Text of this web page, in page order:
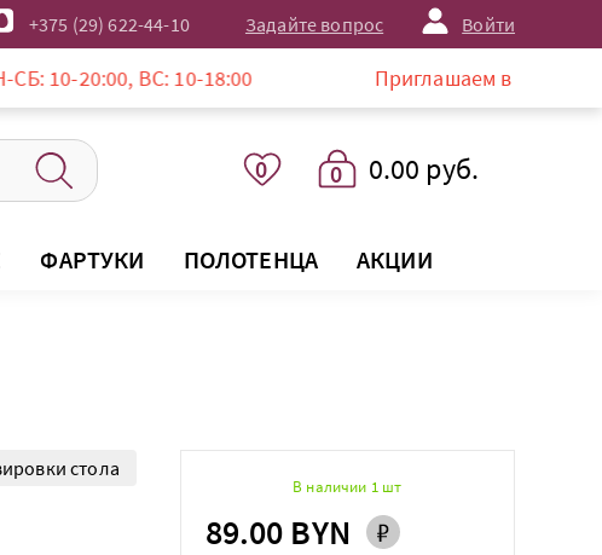
+375 (29) 622-44-10 Задайте вопрос Войти
ВС: 10-18:00 Приглашаем в магазин
0 0 0.00 руб.
ФАРТУКИ ПОЛОТЕНЦА АКЦИИ
стола
В наличии 1 шт
89.00 BYN